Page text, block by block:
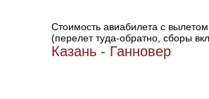
Стоимость авиабилета с
(перелет туда-обратно, сборы
Казань - Ганновер